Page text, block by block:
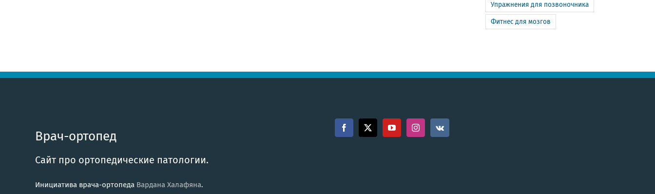
Упражнения для позвоночника
Фитнес для мозгов
Врач-ортопед
Сайт про ортопедические патологии.
Инициатива врача-ортопеда Вардана Халафяна.